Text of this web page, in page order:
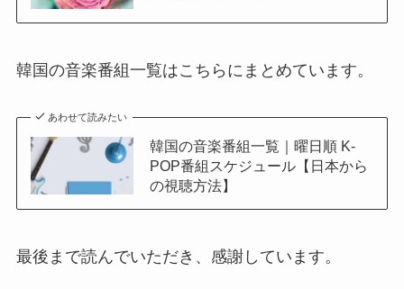
韓国の音楽番組一覧はこちらにまとめています。
あわせて読みたい
韓国の音楽番組一覧｜曜日順 K-
POP番組スケジュール【日本から
の視聴方法】
最後まで読んでいただき、感謝しています。